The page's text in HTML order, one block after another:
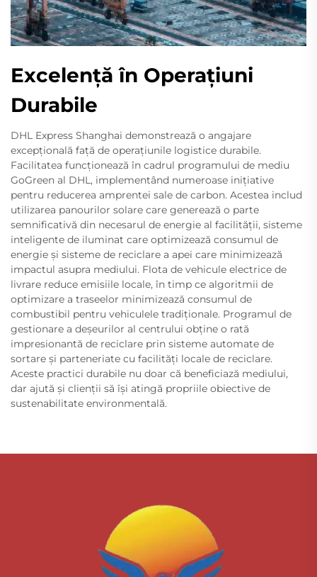
Excelență în Operațiuni
Durabile
DHL Express Shanghai demonstrează o angajare
excepțională față de operațiunile logistice durabile.
Facilitatea funcționează în cadrul programului de mediu
GoGreen al DHL, implementând numeroase inițiative
pentru reducerea amprentei sale de carbon. Acestea includ
utilizarea panourilor solare care generează o parte
semnificativă din necesarul de energie al facilității, sisteme
inteligente de iluminat care optimizează consumul de
energie și sisteme de reciclare a apei care minimizează
impactul asupra mediului. Flota de vehicule electrice de
livrare reduce emisiile locale, în timp ce algoritmii de
optimizare a traseelor minimizează consumul de
combustibil pentru vehiculele tradiționale. Programul de
gestionare a deșeurilor al centrului obține o rată
impresionantă de reciclare prin sisteme automate de
sortare și parteneriate cu facilități locale de reciclare.
Aceste practici durabile nu doar că beneficiază mediului,
dar ajută și clienții să își atingă propriile obiective de
sustenabilitate environmentală.